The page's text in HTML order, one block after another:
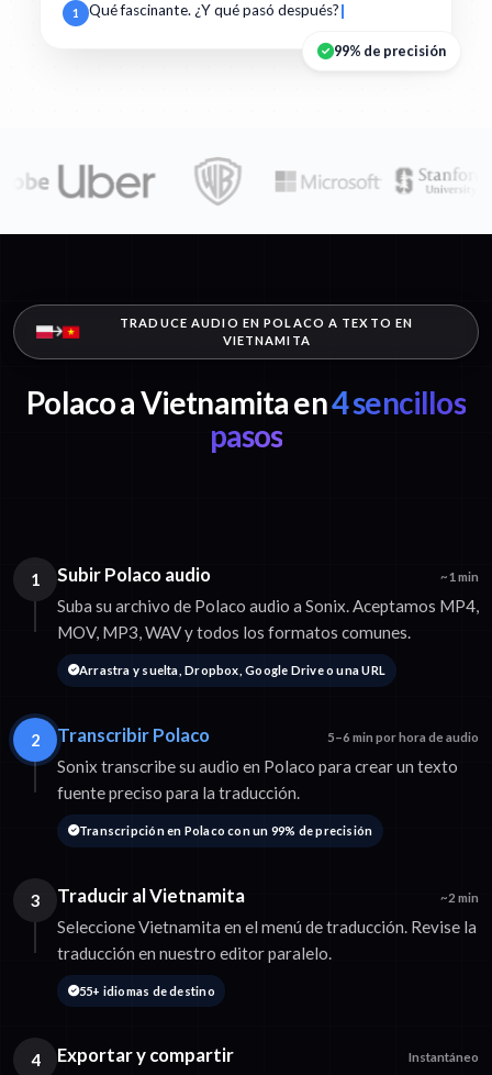
1 Qué fascinante. ¿Y qué pasó después?
99% de precisión
TRADUCE AUDIO EN POLACO A TEXTO EN
VIETNAMITA
Polaco a Vietnamita en4 sencillos
pasos
1 Subir Polaco audio ~1 min
Suba su archivo de Polaco audio a Sonix. Aceptamos MP4,
MOV, MP3, WAV y todos los formatos comunes.
Arrastra y suelta, Dropbox, Google Drive o una URL
2 Transcribir Polaco 5–6 min por hora de audio
Sonix transcribe su audio en Polaco para crear un texto
fuente preciso para la traducción.
Transcripción en Polaco con un 99% de precisión
3 Traducir al Vietnamita ~2 min
Seleccione Vietnamita en el menú de traducción. Revise la
traducción en nuestro editor paralelo.
55+ idiomas de destino
4 Exportar y compartir Instantáneo